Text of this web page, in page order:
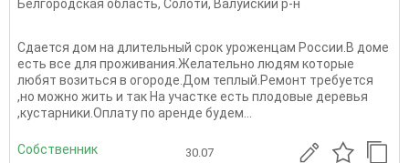
Белгородская область, Солоти, Валуйский р-н
Сдается дом на длительный срок уроженцам России.В доме
есть все для проживания.Желательно людям которые
любят возиться в огороде.Дом теплый.Ремонт требуется
,но можно жить и так На участке есть плодовые деревья
,кустарники.Оплату по аренде будем...
Собственник 30.07